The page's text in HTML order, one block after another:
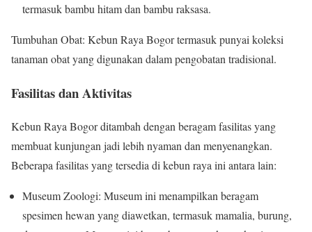
termasuk bambu hitam dan bambu raksasa.
Tumbuhan Obat: Kebun Raya Bogor termasuk punyai koleksi
tanaman obat yang digunakan dalam pengobatan tradisional.
Fasilitas dan Aktivitas
Kebun Raya Bogor ditambah dengan beragam fasilitas yang
membuat kunjungan jadi lebih nyaman dan menyenangkan.
Beberapa fasilitas yang tersedia di kebun raya ini antara lain:
Museum Zoologi: Museum ini menampilkan beragam
spesimen hewan yang diawetkan, termasuk mamalia, burung,